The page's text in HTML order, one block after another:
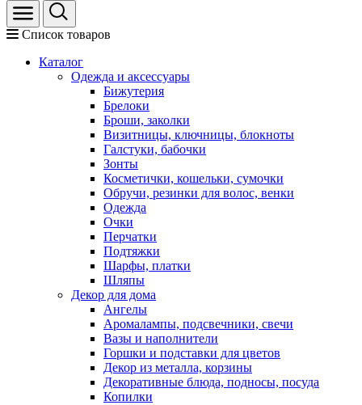
Список товаров
Каталог
Oдежда и аксессуары
Бижутерия
Брелоки
Броши, заколки
Визитницы, ключницы, блокноты
Галстуки, бабочки
Зонты
Косметички, кошельки, сумочки
Обручи, резинки для волос, венки
Одежда
Очки
Перчатки
Подтяжки
Шарфы, платки
Шляпы
Декор для дома
Ангелы
Аромалампы, подсвечники, свечи
Вазы и наполнители
Горшки и подставки для цветов
Декор из металла, корзины
Декоративные блюда, подносы, посуда
Копилки